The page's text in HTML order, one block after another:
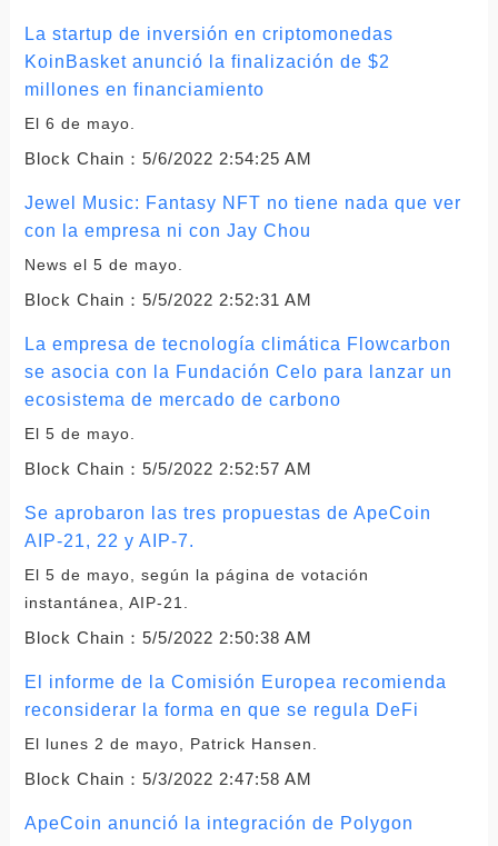
La startup de inversión en criptomonedas
KoinBasket anunció la finalización de $2
millones en financiamiento
El 6 de mayo.
Block Chain： 5/6/2022 2:54:25 AM
Jewel Music: Fantasy NFT no tiene nada que ver
con la empresa ni con Jay Chou
News el 5 de mayo.
Block Chain： 5/5/2022 2:52:31 AM
La empresa de tecnología climática Flowcarbon
se asocia con la Fundación Celo para lanzar un
ecosistema de mercado de carbono
El 5 de mayo.
Block Chain： 5/5/2022 2:52:57 AM
Se aprobaron las tres propuestas de ApeCoin
AIP-21, 22 y AIP-7.
El 5 de mayo, según la página de votación
instantánea, AIP-21.
Block Chain： 5/5/2022 2:50:38 AM
El informe de la Comisión Europea recomienda
reconsiderar la forma en que se regula DeFi
El lunes 2 de mayo, Patrick Hansen.
Block Chain： 5/3/2022 2:47:58 AM
ApeCoin anunció la integración de Polygon